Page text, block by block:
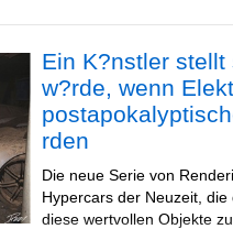
Ein K?nstler
w?rde, wenn
rden
Die neue Serie von
Hypercars der Neuzeit,
diese wertvollen Objekte